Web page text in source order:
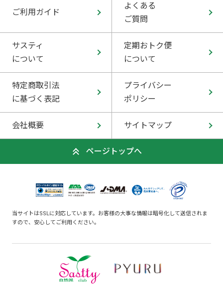
ご利用ガイド
よくある
ご質問
サスティ
について
定期おトク便
について
特定商取引法
に基づく表記
プライバシー
ポリシー
会社概要 サイトマップ
ページトップへ
当サイトはSSLに対応しています。お客様の大事な情報は暗号化して送信されま
すので、安心してご利用ください。